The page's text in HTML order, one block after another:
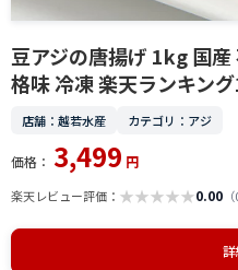
豆アジの唐揚げ 1kg 国
格味 冷凍 楽天ランキン
店舗：越若水産 カテゴリ：アジ
価格： 3,499 円
楽天レビュー評価： ★★★★★0.00